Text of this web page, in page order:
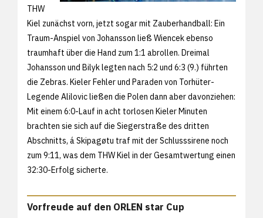
THW
Kiel zunächst vorn, jetzt sogar mit Zauberhandball: Ein
Traum-Anspiel von Johansson ließ Wiencek ebenso
traumhaft über die Hand zum 1:1 abrollen. Dreimal
Johansson und Bilyk legten nach 5:2 und 6:3 (9.) führten
die Zebras. Kieler Fehler und Paraden von Torhüter-
Legende Alilovic ließen die Polen dann aber davonziehen:
Mit einem 6:0-Lauf in acht torlosen Kieler Minuten
brachten sie sich auf die Siegerstraße des dritten
Abschnitts, á Skipagøtu traf mit der Schlusssirene noch
zum 9:11, was dem THW Kiel in der Gesamtwertung einen
32:30-Erfolg sicherte.
Vorfreude auf den ORLEN star Cup